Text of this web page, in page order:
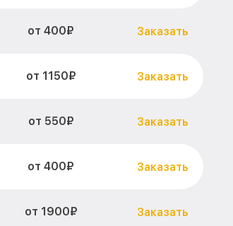
от 400₽ Заказать
от 1150₽ Заказать
от 550₽ Заказать
от 400₽ Заказать
от 1900₽ Заказать